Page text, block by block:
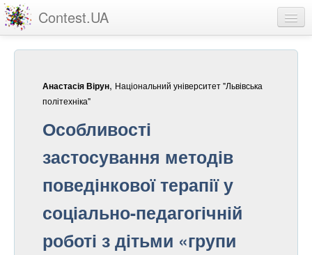
Contest.UA
Статистика
Про проект
реєстрація
Анастасія Вірун, Національний університет "Львівська
політехніка"
Особливості
застосування методів
поведінкової терапії у
соціально-педагогічній
роботі з дітьми «групи